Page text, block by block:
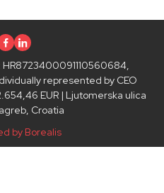
Facebook
HR8723400091110560684,
represented by CEO
EUR | Ljutomerska ulica
Croatia
by Borealis